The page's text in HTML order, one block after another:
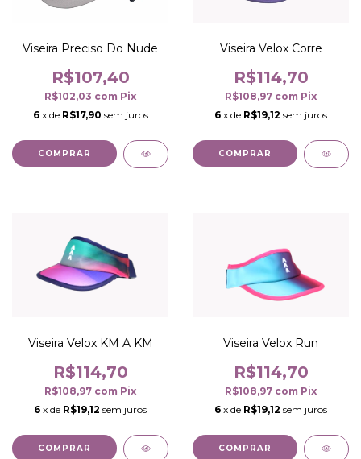
Viseira Preciso Do Nude
R$107,40
R$102,03 com Pix
6 x de R$17,90 sem juros
COMPRAR
Viseira Velox Corre
R$114,70
R$108,97 com Pix
6 x de R$19,12 sem juros
COMPRAR
Viseira Velox KM A KM
R$114,70
R$108,97 com Pix
6 x de R$19,12 sem juros
COMPRAR
Viseira Velox Run
R$114,70
R$108,97 com Pix
6 x de R$19,12 sem juros
COMPRAR